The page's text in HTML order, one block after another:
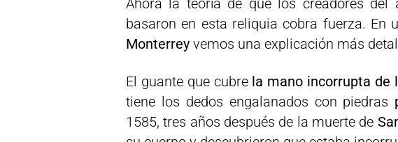
Ahora la teoría de que los creadores
basaron en esta reliquia cobra fuerza. En
Monterrey vemos una explicación más
El guante que cubrela mano incorrupta de
tiene los dedos engalanados con piedras
1585, tres años después de la muerte de